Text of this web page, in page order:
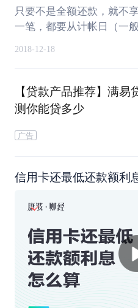
只要不是全额还款，就不
一笔，都要从计帐日（一
计收刷卡金额万分之五的
2018-12-18
【贷款产品推荐】满易
测你能贷多少
广告
信用卡还最低还款额利